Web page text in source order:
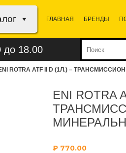
ГЛАВНАЯ БРЕНДЫ
до 18.00
ROTRA ATF II D (1Л.) –
ENI ROTRA
₽ 770.00